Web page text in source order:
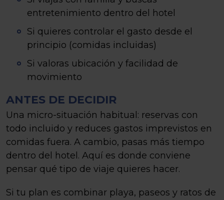
entretenimiento dentro del hotel
Si quieres controlar el gasto desde el
principio (comidas incluidas)
Si valoras ubicación y facilidad de
movimiento
ANTES DE DECIDIR
Una micro-situación habitual: reservas con
todo incluido y reduces gastos imprevistos en
comidas fuera. A cambio, pasas más tiempo
dentro del hotel. Aquí es donde conviene
pensar qué tipo de viaje quieres hacer.
Si tu plan es combinar playa, paseos y ratos de